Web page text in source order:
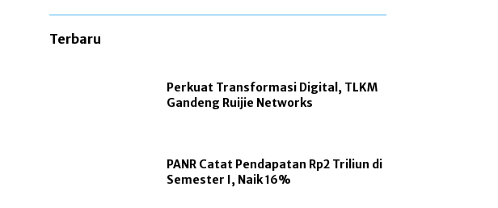
Terbaru
Perkuat Transformasi Digital, TLKM
Gandeng Ruijie Networks
PANR Catat Pendapatan Rp2 Triliun di
Semester I, Naik 16%